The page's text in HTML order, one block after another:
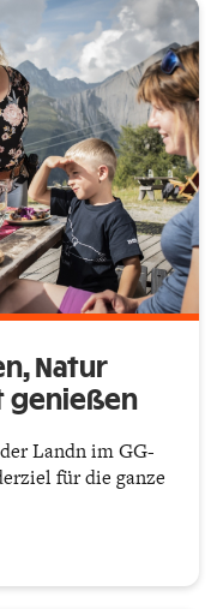
Natur
genießen
Landn im GG-
für die ganze